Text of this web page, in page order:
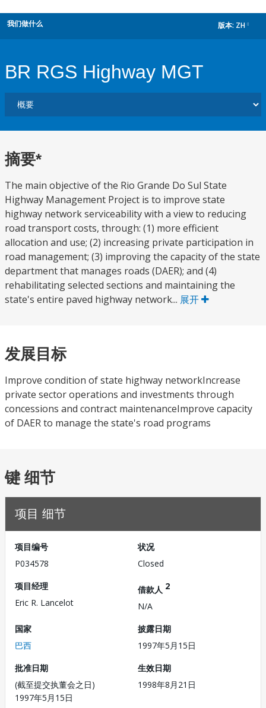
我们做什么 版本: ZH
BR RGS Highway MGT
摘要*
The main objective of the Rio Grande Do Sul State
Highway Management Project is to improve state
highway network serviceability with a view to reducing
road transport costs, through: (1) more efficient
allocation and use; (2) increasing private participation in
road management; (3) improving the capacity of the state
department that manages roads (DAER); and (4)
rehabilitating selected sections and maintaining the
state's entire paved highway network... 展开
发展目标
Improve condition of state highway networkIncrease
private sector operations and investments through
concessions and contract maintenanceImprove capacity
of DAER to manage the state's road programs
键 细节
项目 细节
项目编号
P034578
状况
Closed
项目经理
Eric R. Lancelot
借款人 2
N/A
国家
巴西
披露日期
1997年5月15日
批准日期
(截至提交执董会之日)
1997年5月15日
生效日期
1998年8月21日